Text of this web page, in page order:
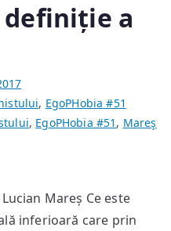
definiție a
, EgoPHobia #51
, EgoPHobia #51 , Mareş
Mareș Ce este
inferioară care prin